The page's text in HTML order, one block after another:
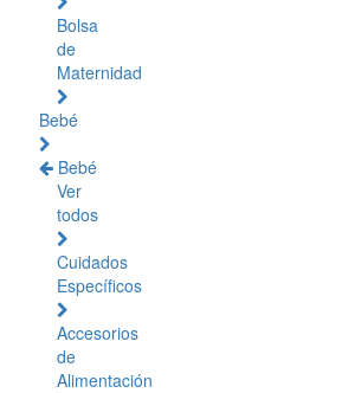
Bolsa
de
Maternidad
Bebé
Bebé
Ver
todos
Cuidados
Específicos
Accesorios
de
Alimentación